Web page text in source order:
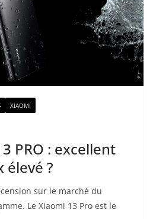
XIAOMI
PRO : excellent
élevé ?
sur le marché du
Le Xiaomi 13 Pro est le